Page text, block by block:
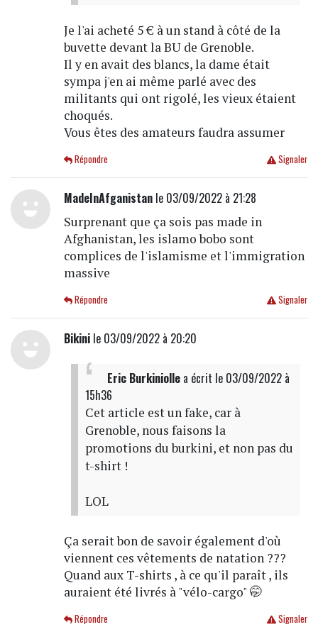
Je l'ai acheté 5 € à un stand à côté de la
buvette devant la BU de Grenoble.
Il y en avait des blancs, la dame était
sympa j'en ai même parlé avec des
militants qui ont rigolé, les vieux étaient
choqués.
Vous êtes des amateurs faudra assumer
Signaler
Répondre
MadeInAfganistanle 03/09/2022 à 21:28
Surprenant que ça sois pas made in
Afghanistan, les islamo bobo sont
complices de l'islamisme et l'immigration
massive
Signaler
Répondre
Bikinile 03/09/2022 à 20:20
Eric Burkiniollea écrit le 03/09/2022 à
15h36
Cet article est un fake, car à
Grenoble, nous faisons la
promotions du burkini, et non pas du
t-shirt !
LOL
Ça serait bon de savoir également d'où
viennent ces vêtements de natation ???
Quand aux T-shirts , à ce qu'il paraît , ils
auraient été livrés à "vélo-cargo" 🤭
Signaler
Répondre